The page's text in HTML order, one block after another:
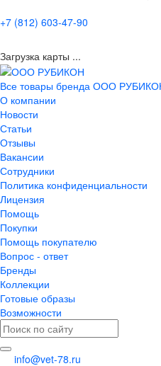
+7 (812) 603-47-90
Загрузка карты ...
Все товары бренда ООО
О компании
Новости
Статьи
Отзывы
Вакансии
Сотрудники
Политика конфиденциальности
Лицензия
Помощь
Покупки
Помощь покупателю
Вопрос - ответ
Бренды
Коллекции
Готовые образы
Возможности
info@vet-78.ru